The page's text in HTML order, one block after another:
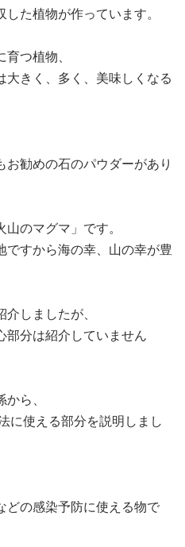
た植物が作っています。
つ植物、
大きく、多く、美味しくなる
お勧めの石のパウダーがあり
のマグマ」です。
ですから海の幸、山の幸が豊
しましたが、
部分は紹介していません
ら、
に使える部分を説明しまし
どの感染予防に使える物で